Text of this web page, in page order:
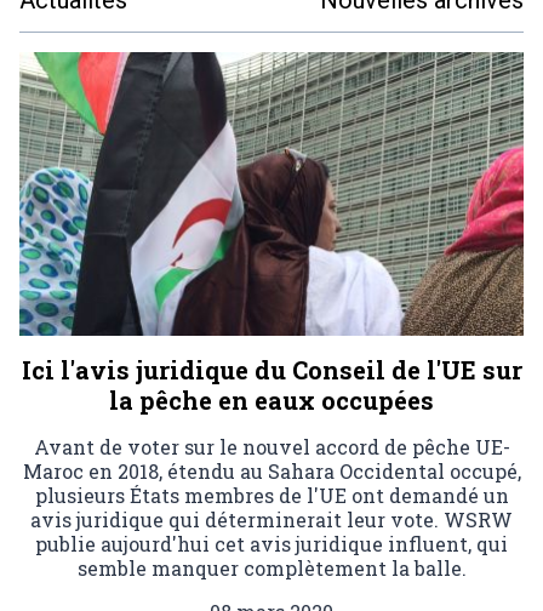
Ici l'avis juridique du Conseil de l'UE sur
la pêche en eaux occupées
Avant de voter sur le nouvel accord de pêche UE-
Maroc en 2018, étendu au Sahara Occidental occupé,
plusieurs États membres de l'UE ont demandé un
avis juridique qui déterminerait leur vote. WSRW
publie aujourd'hui cet avis juridique influent, qui
semble manquer complètement la balle.